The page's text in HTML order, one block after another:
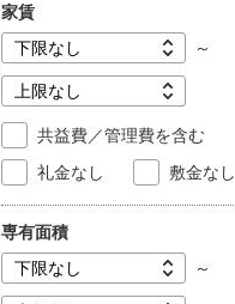
家賃
～
共益費／管理費を含む
礼金なし
敷金なし
専有面積
～